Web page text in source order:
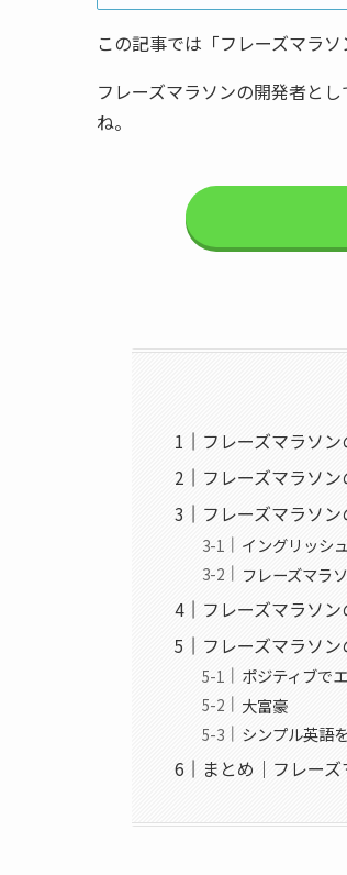
この記事では「フレーズマラ
フレーズマラソンの開発者と
ね。
フレーズマラソ
フレーズマラソ
フレーズマラソ
イングリッシ
フレーズマラ
フレーズマラソ
フレーズマラソ
ポジティブで
大富豪
シンプル英語
まとめ｜フレー